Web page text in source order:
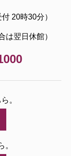
20時30分）
は翌日休館）
。
。